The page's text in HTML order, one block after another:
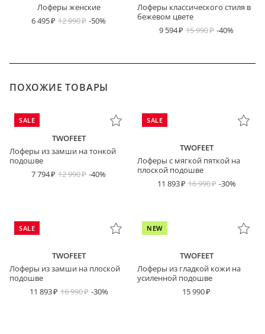
Лоферы женские
6 495
12 990 -50%
Лоферы классического стиля в
бежевом цвете
9 594
15 990 -40%
ПОХОЖИЕ ТОВАРЫ
SALE
TWOFEET
Лоферы из замши на тонкой
подошве
7 794
12 990 -40%
SALE
TWOFEET
Лоферы с мягкой пяткой на
плоской подошве
11 893
16 990 -30%
SALE
TWOFEET
Лоферы из замши на плоской
подошве
11 893
16 990 -30%
NEW
TWOFEET
Лоферы из гладкой кожи на
усиленной подошве
15 990